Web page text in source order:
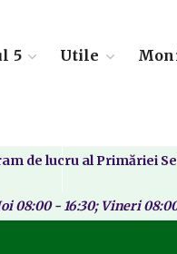
5 Utile
de lucru al Primăriei
08:00 - 16:30; Vineri